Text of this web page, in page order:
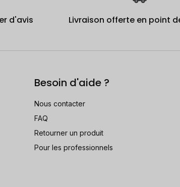
d'avis Livraison offerte en point
Besoin d'aide ?
Nous contacter
FAQ
Retourner un produit
Pour les professionnels